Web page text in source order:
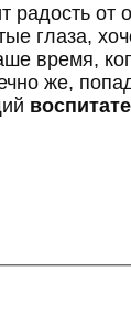
глаза,
время,
же,